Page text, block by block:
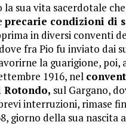
la sua vita sacerdotale
precarie condizioni di
in diversi conventi
fra Pio fu inviato dai
la guarigione, poi,
1916, nel
Rotondo, sul Gargano,
interruzioni, rimase
giorno della sua nascita